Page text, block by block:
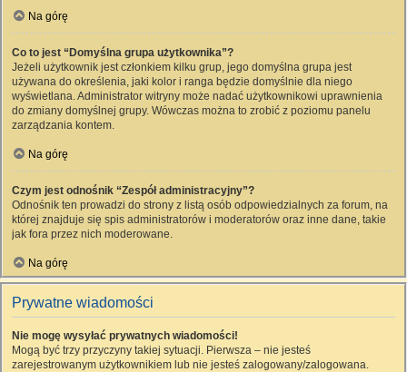
Na górę
Co to jest “Domyślna grupa użytkownika”?
Jeżeli użytkownik jest członkiem kilku grup, jego domyślna grupa jest
używana do określenia, jaki kolor i ranga będzie domyślnie dla niego
wyświetlana. Administrator witryny może nadać użytkownikowi uprawnienia
do zmiany domyślnej grupy. Wówczas można to zrobić z poziomu panelu
zarządzania kontem.
Na górę
Czym jest odnośnik “Zespół administracyjny”?
Odnośnik ten prowadzi do strony z listą osób odpowiedzialnych za forum, na
której znajduje się spis administratorów i moderatorów oraz inne dane, takie
jak fora przez nich moderowane.
Na górę
Prywatne wiadomości
Nie mogę wysyłać prywatnych wiadomości!
Mogą być trzy przyczyny takiej sytuacji. Pierwsza – nie jesteś
zarejestrowanym użytkownikiem lub nie jesteś zalogowany/zalogowana.